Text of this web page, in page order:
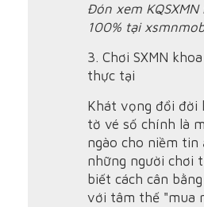
Đón xem
100% tại
3. Chơi SXMN
thực tại
Khát vọng đổi đời
tờ vé số chính là
ngào cho niềm tin
những người chơi
biết cách cân
với tâm thế "mua